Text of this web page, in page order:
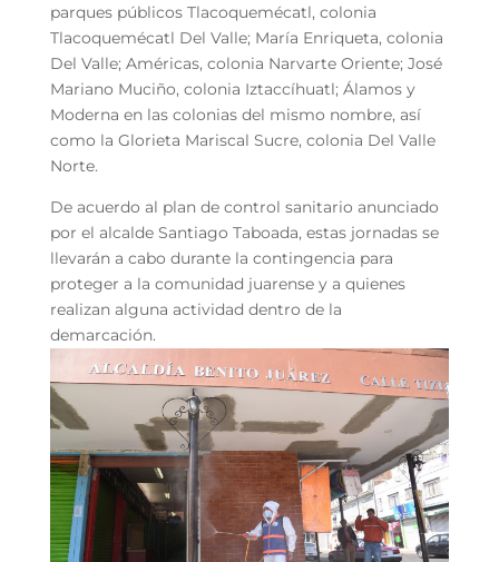
parques públicos Tlacoquemécatl, colonia
Tlacoquemécatl Del Valle; María Enriqueta, colonia
Del Valle; Américas, colonia Narvarte Oriente; José
Mariano Muciño, colonia Iztaccíhuatl; Álamos y
Moderna en las colonias del mismo nombre, así
como la Glorieta Mariscal Sucre, colonia Del Valle
Norte.
De acuerdo al plan de control sanitario anunciado
por el alcalde Santiago Taboada, estas jornadas se
llevarán a cabo durante la contingencia para
proteger a la comunidad juarense y a quienes
realizan alguna actividad dentro de la
demarcación.